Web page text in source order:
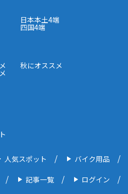
日本本土4端
四国4端
秋にオススメ
人気スポット バイク用品
記事一覧 ログイン